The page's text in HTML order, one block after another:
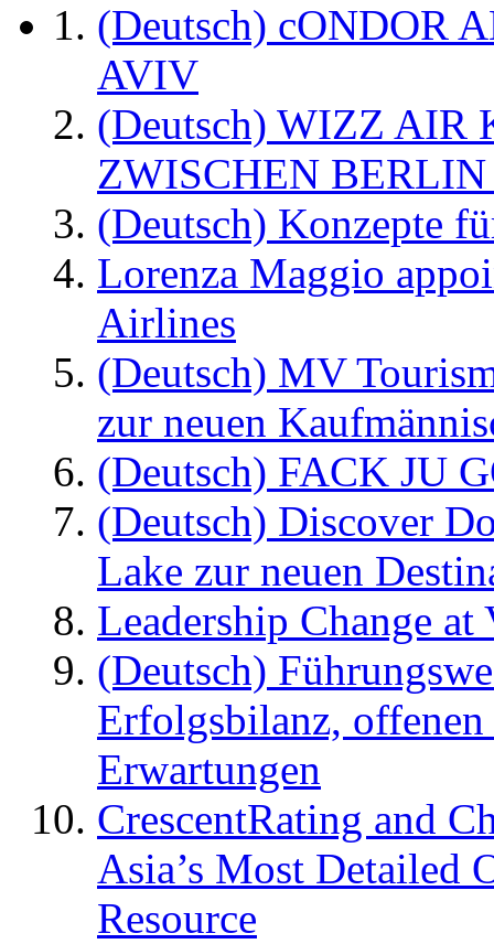
(Deutsch) cONDOR
AVIV
(Deutsch) WIZZ AIR
ZWISCHEN
(Deutsch) Konzepte
Lorenza Maggio
Airlines
(Deutsch) MV
zur neuen
(Deutsch) FACK JU
(Deutsch) Discover
Lake zur neuen
Leadership Change
(Deutsch)
Erfolgsbilanz,
Erwartungen
CrescentRating and
Asia’s Most Detailed
Resource